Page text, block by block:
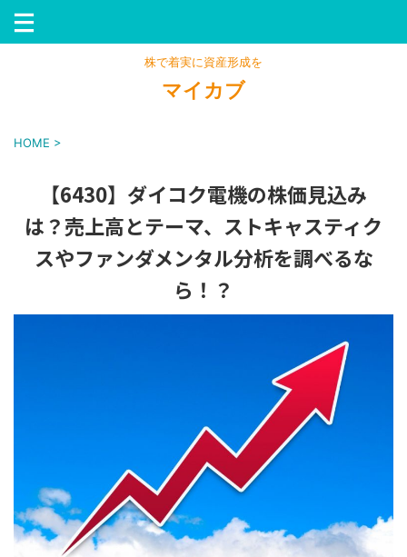
株で着実に資産形成を
マイカブ
HOME >
【6430】ダイコク電機の株価見込み
は？売上高とテーマ、ストキャスティク
スやファンダメンタル分析を調べるな
ら！？